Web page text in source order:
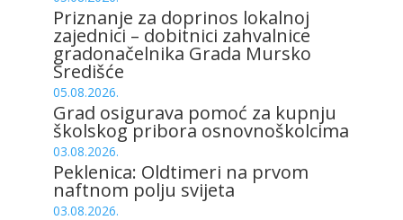
Priznanje za doprinos lokalnoj
zajednici – dobitnici zahvalnice
gradonačelnika Grada Mursko
Središće
05.08.2026.
Grad osigurava pomoć za kupnju
školskog pribora osnovnoškolcima
03.08.2026.
Peklenica: Oldtimeri na prvom
naftnom polju svijeta
03.08.2026.